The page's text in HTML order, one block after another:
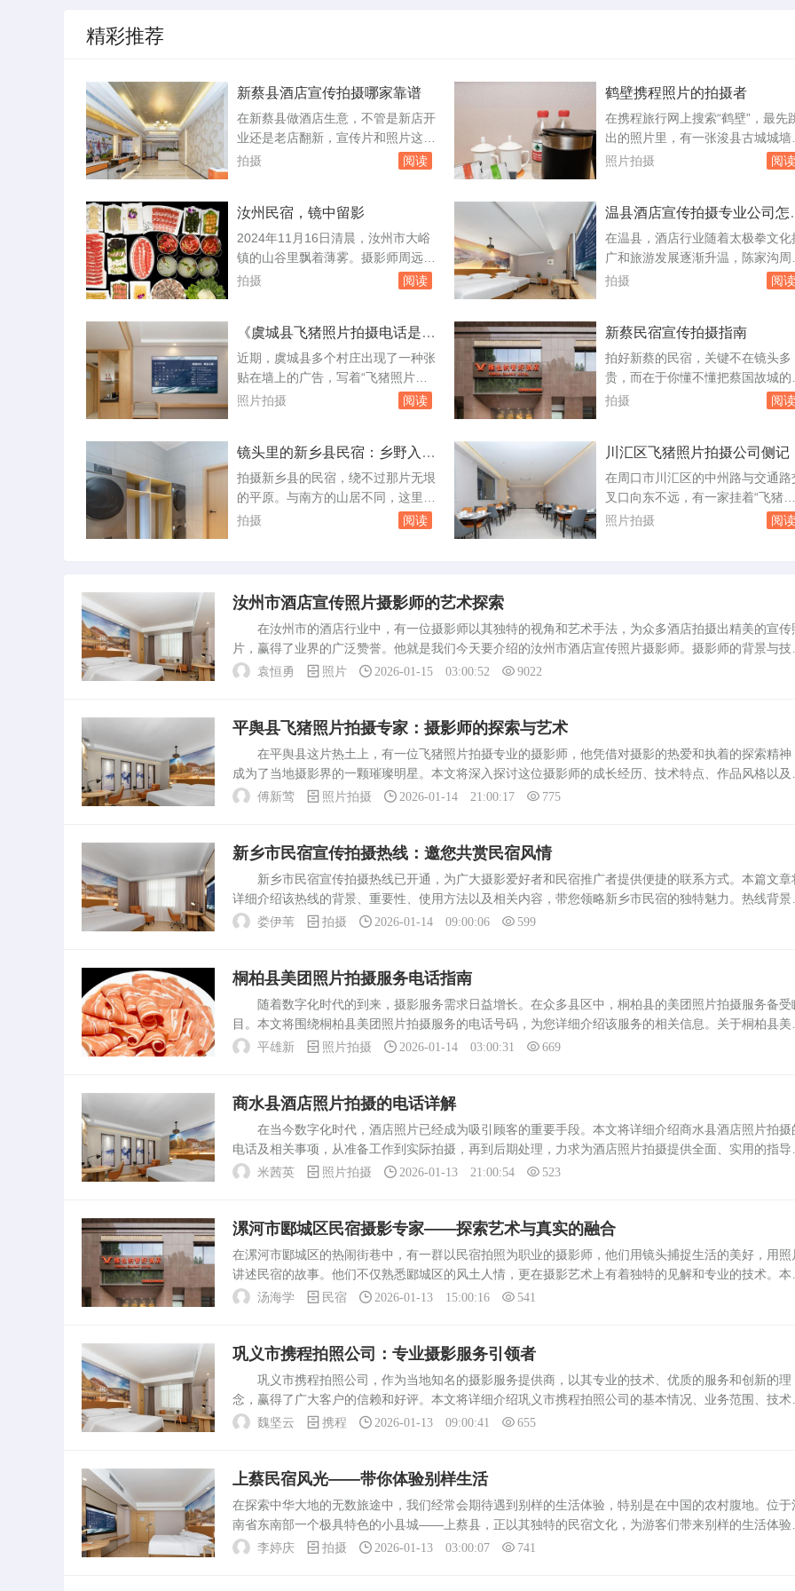
精彩推荐
新蔡县酒店宣传拍摄哪家靠谱
在新蔡县做酒店生意，不管是新店开
业还是老店翻新，宣传片和照片这几
年的分量越来越重。客人订房前先看
家酒店需要更新一批宣传素材，前前
后后接触了县里几家拍摄团队，有些
心得可以分享。先说结论，新蔡本地
目前真正能稳定输出高质量酒店宣传
拍摄 阅读
鹤壁携程照片的拍摄者
在携程旅行网上搜索“鹤壁”，最先
出的照片里，有一张浚县古城城墙
暮色中的剪影，晚霞铺满卫河水面
四十一岁，为携程提供鹤壁地区影
已经七年。他每年在鹤壁各个景点
返超过两百天，相机快门累计按下
十万次，但真正通过审核被携程采
照片拍摄 阅读
汝州民宿，镜中留影
2024年11月16日清晨，汝州市大峪
镇的山谷里飘着薄雾。摄影师周远背
着尼康Z7Ⅱ相机，沿着民宿旁的石子
刻半隐在雾里，青石垒成的外墙，木
梁挑高的屋顶，院子里几棵老槐树的
枝叶已经落尽，枝干的线条在灰白的
天幕下显得格外清晰。周远提前一天
拍摄 阅读
温县酒店宣传拍摄专业公司怎
选
在温县，酒店行业随着太极拳文化
广和旅游发展逐渐升温，陈家沟周
的民宿和县城内的商务酒店都需要
如何判断拍摄团队是否专业。这篇
章就围绕这个问题，给你一个实用
选择思路。先看拍摄公司的实战经
验，而不是只看样片。有些公司样
拍摄 阅读
《虞城县飞猪照片拍摄电话是骗
局》
近期，虞城县多个村庄出现了一种张
贴在墙上的广告，写着“飞猪照片拍
摄电话”，下面是一串手机号码。广
拍摄一辑精美的写真，用来参加县里
组织的农产品推广活动。不少农户看
到后信以为真，陆续有人拨通了那个
号码。结果电话不是无人接听，就是
照片拍摄 阅读
新蔡民宿宣传拍摄指南
拍好新蔡的民宿，关键不在镜头多
贵，而在于你懂不懂把蔡国故城的
色、洪河两岸的炊烟，和院子里那
瓦，门头不显眼，推开木门却别有
天。拍摄时别急着架三脚架，先在
里走一圈，找到太阳落山前那一小
——光从西侧矮墙斜斜打过来，正
拍摄 阅读
镜头里的新乡县民宿：乡野入画
来
拍摄新乡县的民宿，绕不过那片无垠
的平原。与南方的山居不同，这里的
民宿格局是铺开的、坦荡的，镜头里
的一株庄稼，而不是孤悬在外的精致
标本。光线是第一个要等的朋友。民
宿的砖墙和木窗，在清晨六点半到七
点半之间，会...
拍摄 阅读
川汇区飞猪照片拍摄公司侧记
在周口市川汇区的中州路与交通路
叉口向东不远，有一家挂着“飞猪影
像”招牌的公司。这家成立八年的摄
职摄影师，一半是航拍手，能熟练
纵无人机。公...
照片拍摄 阅读
汝州市酒店宣传照片摄影师的艺术探索
在汝州市的酒店行业中，有一位摄影师以其独特的视角和艺术手法，为众多酒店拍摄出精美的宣传
片，赢得了业界的广泛赞誉。他就是我们今天要介绍的汝州市酒店宣传照片摄影师。摄影师的背景与技
作为汝州市的酒店宣传照片摄影师，他不仅拥有专业的摄影技术和丰富的实践经验，还对汝州市的文化
袁恒勇 照片 2026-01-15 03:00:52 9022
平舆县飞猪照片拍摄专家：摄影师的探索与艺术
在平舆县这片热土上，有一位飞猪照片拍摄专业的摄影师，他凭借对摄影的热爱和执着的探索精神
成为了当地摄影界的一颗璀璨明星。本文将深入探讨这位摄影师的成长经历、技术特点、作品风格以及
飞猪照片拍摄领域的专业贡献。摄影师的成长经历这位摄影师自幼对摄影产生浓厚兴趣，通过不断学习
傅新莺 照片拍摄 2026-01-14 21:00:17 775
新乡市民宿宣传拍摄热线：邀您共赏民宿风情
新乡市民宿宣传拍摄热线已开通，为广大摄影爱好者和民宿推广者提供便捷的联系方式。本篇文章
详细介绍该热线的背景、重要性、使用方法以及相关内容，带您领略新乡市民宿的独特魅力。热线背景
重要性随着旅游业的快速发展，民宿作为旅游住宿的新兴选择，越来越受到游客的青睐。新乡市民宿资
娄伊苇 拍摄 2026-01-14 09:00:06 599
桐柏县美团照片拍摄服务电话指南
随着数字化时代的到来，摄影服务需求日益增长。在众多县区中，桐柏县的美团照片拍摄服务备受
目。本文将围绕桐柏县美团照片拍摄服务的电话号码，为您详细介绍该服务的相关信息。关于桐柏县美
照片拍摄桐柏县位于河南省南部，是一个风景秀丽、文化底蕴深厚的地方。近年来，随着旅游业的蓬勃
平雄新 照片拍摄 2026-01-14 03:00:31 669
商水县酒店照片拍摄的电话详解
在当今数字化时代，酒店照片已经成为吸引顾客的重要手段。本文将详细介绍商水县酒店照片拍摄
电话及相关事项，从准备工作到实际拍摄，再到后期处理，力求为酒店照片拍摄提供全面、实用的指导
准备工作1. 了解酒店信息：在开始拍摄之前，需要了解酒店的基本信息，如酒店名称、地址、特色等。
米茜英 照片拍摄 2026-01-13 21:00:54 523
漯河市郾城区民宿摄影专家——探索艺术与真实的融合
在漯河市郾城区的热闹街巷中，有一群以民宿拍照为职业的摄影师，他们用镜头捕捉生活的美好，用照
讲述民宿的故事。他们不仅熟悉郾城区的风土人情，更在摄影艺术上有着独特的见解和专业的技术。本
将深入探讨漯河市郾城区民宿拍照专业的摄影师的相关内容。专业背景这些摄影师大多数具备摄影专业
汤海学 民宿 2026-01-13 15:00:16 541
巩义市携程拍照公司：专业摄影服务引领者
巩义市携程拍照公司，作为当地知名的摄影服务提供商，以其专业的技术、优质的服务和创新的理
念，赢得了广大客户的信赖和好评。本文将详细介绍巩义市携程拍照公司的基本情况、业务范围、技术
力、服务优势以及未来展望，以全面展现其在摄影行业的领先地位。公司基本情况巩义市携程拍照公司
魏坚云 携程 2026-01-13 09:00:41 655
上蔡民宿风光——带你体验别样生活
在探索中华大地的无数旅途中，我们经常会期待遇到别样的生活体验，特别是在中国的农村腹地。位于
南省东南部一个极具特色的小县城——上蔡县，正以其独特的民宿文化，为游客们带来别样的生活体验
今天，我们将通过电话的方式，为您详细介绍上蔡县民宿的宣传拍摄情况。上蔡县民宿宣传拍摄的电话
李婷庆 拍摄 2026-01-13 03:00:07 741